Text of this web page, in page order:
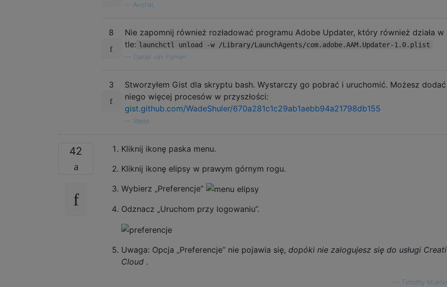
Avishai,
8
Nie zapomnij również rozładować programu Adobe Updater, który również działa w
tle: launchctl unload -w /Library/LaunchAgents/com.adobe.AAM.Updater-1.0.plist
Daniel van Flymen
3
Stworzyłem Gist dla skryptu bash. Wystarczy go pobrać i uruchomić. Możesz
niego więcej procesów w przyszłości:
gist.github.com/WadeShuler/670a281c1c29ab1aebb94a21798db155
Wade
42
Kliknij ikonę paska menu.
Kliknij ikonę elipsy w prawym górnym rogu.
Wybierz „Preferencje”
Odznacz „Uruchom przy logowaniu”.
Uwaga: Opcja „Preferencje” nie pojawia się, dopóki nie zalogujesz się do usługi
Cloud .
Timothy